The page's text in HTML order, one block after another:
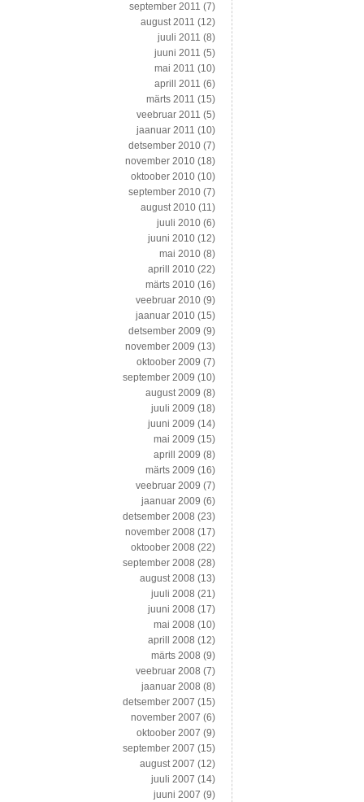
september 2011 (7)
august 2011 (12)
juuli 2011 (8)
juuni 2011 (5)
mai 2011 (10)
aprill 2011 (6)
märts 2011 (15)
veebruar 2011 (5)
jaanuar 2011 (10)
detsember 2010 (7)
november 2010 (18)
oktoober 2010 (10)
september 2010 (7)
august 2010 (11)
juuli 2010 (6)
juuni 2010 (12)
mai 2010 (8)
aprill 2010 (22)
märts 2010 (16)
veebruar 2010 (9)
jaanuar 2010 (15)
detsember 2009 (9)
november 2009 (13)
oktoober 2009 (7)
september 2009 (10)
august 2009 (8)
juuli 2009 (18)
juuni 2009 (14)
mai 2009 (15)
aprill 2009 (8)
märts 2009 (16)
veebruar 2009 (7)
jaanuar 2009 (6)
detsember 2008 (23)
november 2008 (17)
oktoober 2008 (22)
september 2008 (28)
august 2008 (13)
juuli 2008 (21)
juuni 2008 (17)
mai 2008 (10)
aprill 2008 (12)
märts 2008 (9)
veebruar 2008 (7)
jaanuar 2008 (8)
detsember 2007 (15)
november 2007 (6)
oktoober 2007 (9)
september 2007 (15)
august 2007 (12)
juuli 2007 (14)
juuni 2007 (9)